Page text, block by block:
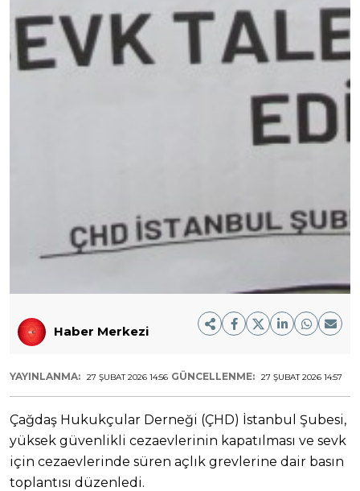
Haber Merkezi
YAYINLANMA: 27 ŞUBAT 2026 14:56 GÜNCELLENME: 27 ŞUBAT 2026 14:57
Çağdaş Hukukçular Derneği (ÇHD) İstanbul Şubesi,
yüksek güvenlikli cezaevlerinin kapatılması ve sevk
için cezaevlerinde süren açlık grevlerine dair basın
toplantısı düzenledi.